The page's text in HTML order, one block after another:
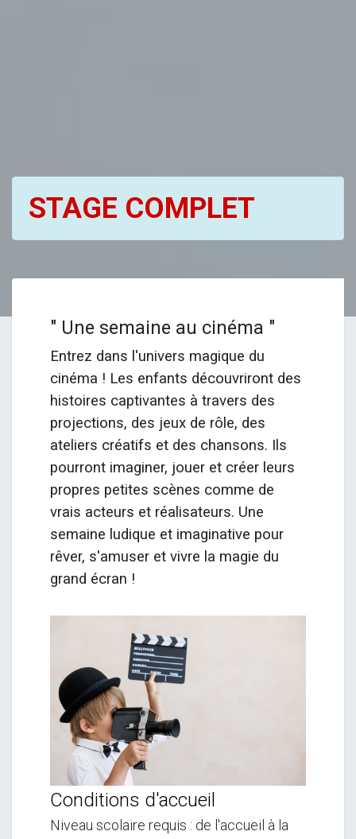
STAGE COMPLET
" Une semaine au cinéma "
Entrez dans l'univers magique du
cinéma ! Les enfants découvriront des
histoires captivantes à travers des
projections, des jeux de rôle, des
ateliers créatifs et des chansons. Ils
pourront imaginer, jouer et créer leurs
propres petites scènes comme de
vrais acteurs et réalisateurs. Une
semaine ludique et imaginative pour
rêver, s'amuser et vivre la magie du
grand écran !
Conditions d'accueil
Niveau scolaire requis : de l'accueil à la